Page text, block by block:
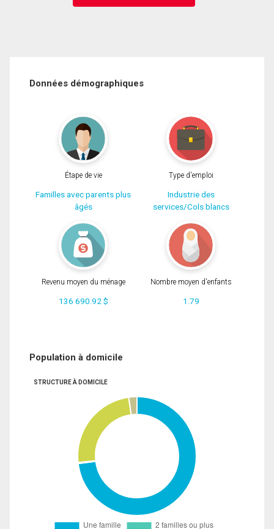
Données démographiques
Étape de vie
Familles avec parents plus
âgés
Type d'emploi
Industrie des
services/Cols blancs
Revenu moyen du ménage
136 690.92 $
Nombre moyen d'enfants
1.79
Population à domicile
STRUCTURE À DOMICILE